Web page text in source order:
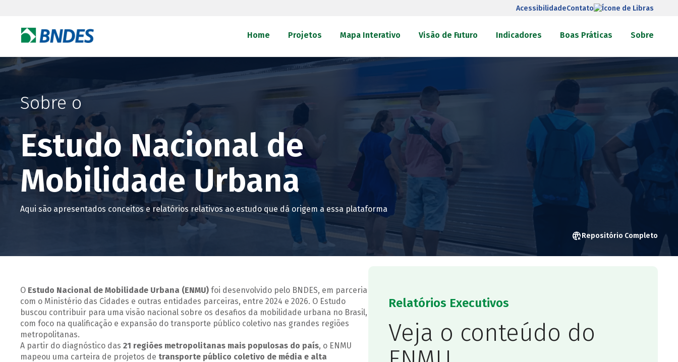
AcessibilidadeContato
Home Projetos Mapa Interativo Visão de Futuro Indicadores Boas Práticas Sobre
Sobre o
Estudo Nacional de
Mobilidade Urbana
Aqui são apresentados conceitos e relatórios relativos ao estudo que dá origem a essa plataforma
captive_portalRepositório Completo
O Estudo Nacional de Mobilidade Urbana (ENMU) foi desenvolvido pelo BNDES, em parceria
com o Ministério das Cidades e outras entidades parceiras, entre 2024 e 2026. O Estudo
buscou contribuir para uma visão nacional sobre os desafios da mobilidade urbana no Brasil,
com foco na qualificação e expansão do transporte público coletivo nas grandes regiões
metropolitanas.
A partir do diagnóstico das 21 regiões metropolitanas mais populosas do país, o ENMU
mapeou uma carteira de projetos de transporte público coletivo de média e alta
Relatórios Executivos
Veja o conteúdo do